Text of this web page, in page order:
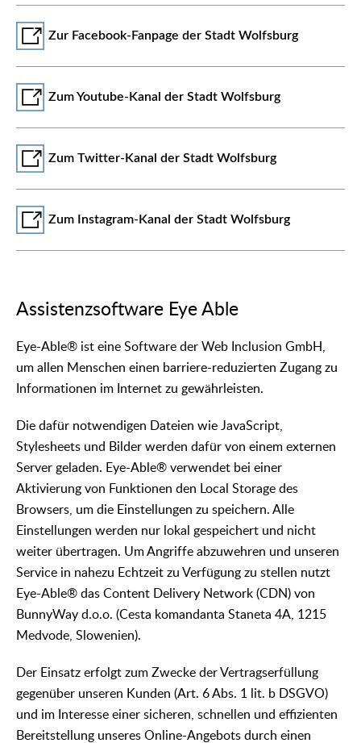
Zur Facebook-Fanpage der Stadt Wolfsburg
Zum Youtube-Kanal der Stadt Wolfsburg
Zum Twitter-Kanal der Stadt Wolfsburg
Zum Instagram-Kanal der Stadt Wolfsburg
Assistenzsoftware Eye Able
Eye-Able® ist eine Software der Web Inclusion GmbH,
um allen Menschen einen barriere-reduzierten Zugang zu
Informationen im Internet zu gewährleisten.
Die dafür notwendigen Dateien wie JavaScript,
Stylesheets und Bilder werden dafür von einem externen
Server geladen. Eye-Able® verwendet bei einer
Aktivierung von Funktionen den Local Storage des
Browsers, um die Einstellungen zu speichern. Alle
Einstellungen werden nur lokal gespeichert und nicht
weiter übertragen. Um Angriffe abzuwehren und unseren
Service in nahezu Echtzeit zu Verfügung zu stellen nutzt
Eye-Able® das Content Delivery Network (CDN) von
BunnyWay d.o.o. (Cesta komandanta Staneta 4A, 1215
Medvode, Slowenien).
Der Einsatz erfolgt zum Zwecke der Vertragserfüllung
gegenüber unseren Kunden (Art. 6 Abs. 1 lit. b DSGVO)
und im Interesse einer sicheren, schnellen und effizienten
Bereitstellung unseres Online-Angebots durch einen